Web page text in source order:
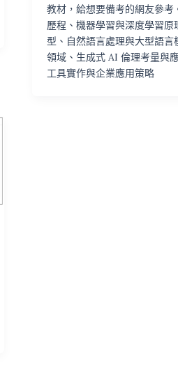
教材，給想要備考的網友參
歷程、機器學習與深度學習
型、自然語言處理與大型語
領域、生成式 AI 倫理考量與
工具實作與企業應用策略